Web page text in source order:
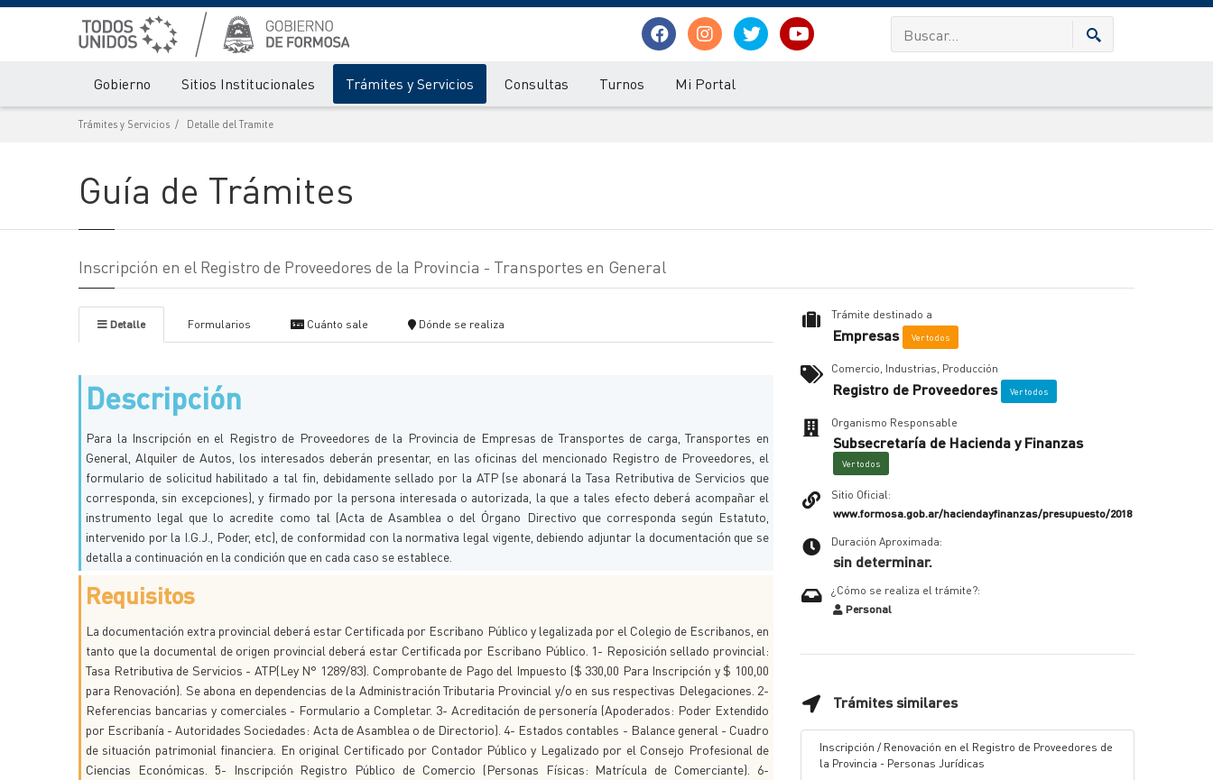
Gobierno Sitios Institucionales Trámites y Servicios Consultas Turnos Mi Portal
Trámites y Servicios Detalle del Tramite
Guía de Trámites
Inscripción en el Registro de Proveedores de la Provincia - Transportes en General
Detalle Formularios Cuánto sale Dónde se realiza
Descripción
Para la Inscripción en el Registro de Proveedores de la Provincia de Empresas de Transportes de carga, Transportes en
General, Alquiler de Autos, los interesados deberán presentar, en las oficinas del mencionado Registro de Proveedores, el
formulario de solicitud habilitado a tal fin, debidamente sellado por la ATP (se abonará la Tasa Retributiva de Servicios que
corresponda, sin excepciones), y firmado por la persona interesada o autorizada, la que a tales efecto deberá acompañar el
instrumento legal que lo acredite como tal (Acta de Asamblea o del Órgano Directivo que corresponda según Estatuto,
intervenido por la I.G.J., Poder, etc), de conformidad con la normativa legal vigente, debiendo adjuntar la documentación que se
detalla a continuación en la condición que en cada caso se establece.
Requisitos
La documentación extra provincial deberá estar Certificada por Escribano Público y legalizada por el Colegio de Escribanos, en
tanto que la documental de origen provincial deberá estar Certificada por Escribano Público. 1- Reposición sellado provincial:
Tasa Retributiva de Servicios - ATP(Ley N° 1289/83). Comprobante de Pago del Impuesto ($ 330,00 Para Inscripción y $ 100,00
para Renovación). Se abona en dependencias de la Administración Tributaria Provincial y/o en sus respectivas Delegaciones. 2-
Referencias bancarias y comerciales - Formulario a Completar. 3- Acreditación de personería (Apoderados: Poder Extendido
por Escribanía - Autoridades Sociedades: Acta de Asamblea o de Directorio). 4- Estados contables - Balance general - Cuadro
de situación patrimonial financiera. En original Certificado por Contador Público y Legalizado por el Consejo Profesional de
Ciencias Económicas. 5- Inscripción Registro Público de Comercio (Personas Físicas: Matrícula de Comerciante). 6-
Trámite destinado a
Empresas Ver todos
Comercio, Industrias, Producción
Registro de Proveedores Ver todos
Organismo Responsable
Subsecretaría de Hacienda y Finanzas
Ver todos
Sitio Oficial:
www.formosa.gob.ar/haciendayfinanzas/presupuesto/2018
Duración Aproximada:
sin determinar.
¿Cómo se realiza el trámite?:
Personal
Trámites similares
Inscripción / Renovación en el Registro de Proveedores de
la Provincia - Personas Jurídicas